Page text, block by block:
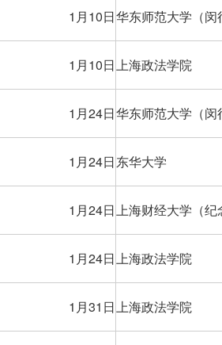
1月10日华东师范大学（闵
1月10日上海政法学院
1月24日华东师范大学（闵
1月24日东华大学
1月24日上海财经大学（纪
1月24日上海政法学院
1月31日上海政法学院